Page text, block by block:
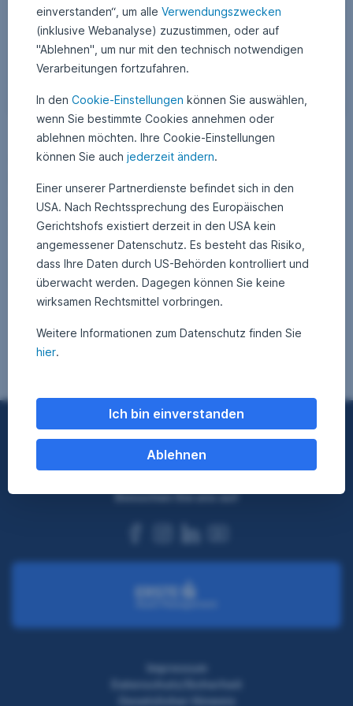
20. September 20232
g
s
2
2
•APA Finance / Erste AM Communications
Ölpreise steigen auf höchsten Stand seit 10
Mit den Ölpreisen geht es seit einigen Wochen steil nach oben. Die
Kurse der wichtigsten Erdölunternehmen legten ebenfalls zu. Wie
kann man als Anleger:in profitieren?
Ölpreise steigen auf höchsten Stand seit 10
Weiterlesen
Nach oben
Besuchen Sie uns auf
instagram
linkedin
Impressum
einverstanden“, um alle Verwendungszwecken
(inklusive Webanalyse) zuzustimmen, oder auf
"Ablehnen", um nur mit den technisch notwendigen
Verarbeitungen fortzufahren.
In den Cookie-Einstellungen können Sie auswählen,
wenn Sie bestimmte Cookies annehmen oder
ablehnen möchten. Ihre Cookie-Einstellungen
können Sie auch jederzeit ändern.
Einer unserer Partnerdienste befindet sich in den
USA. Nach Rechtssprechung des Europäischen
Gerichtshofs existiert derzeit in den USA kein
angemessener Datenschutz. Es besteht das Risiko,
dass Ihre Daten durch US-Behörden kontrolliert und
überwacht werden. Dagegen können Sie keine
wirksamen Rechtsmittel vorbringen.
Weitere Informationen zum Datenschutz finden Sie
hier.
Ich bin einverstanden
Ablehnen